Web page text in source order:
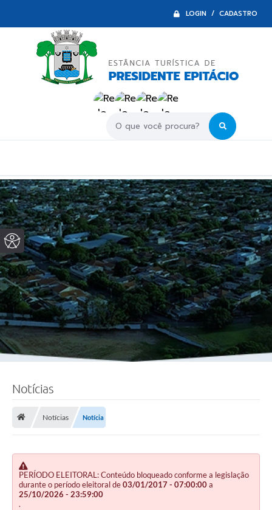
LOGIN / CADASTRO
Notícias
Notícias Notícia
PERÍODO ELEITORAL: Conteúdo bloqueado conforme a legislação
durante o período eleitoral de03/01/2017 - 07:00:00a
25/10/2026 - 23:59:00
.